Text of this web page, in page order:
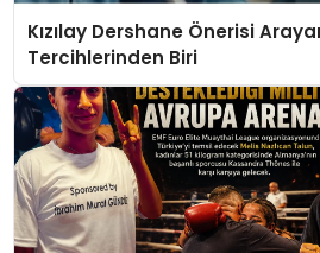
Kızılay Dershane Önerisi
Tercihlerinden Biri